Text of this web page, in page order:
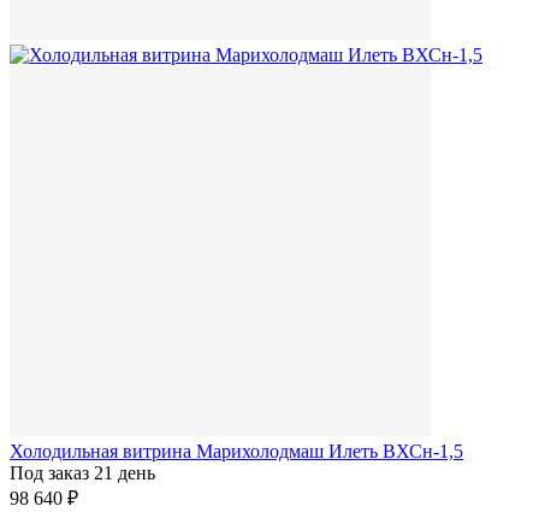
Холодильная витрина Марихолодмаш Илеть ВХСн-1,5
Под заказ 21 день
98 640 ₽